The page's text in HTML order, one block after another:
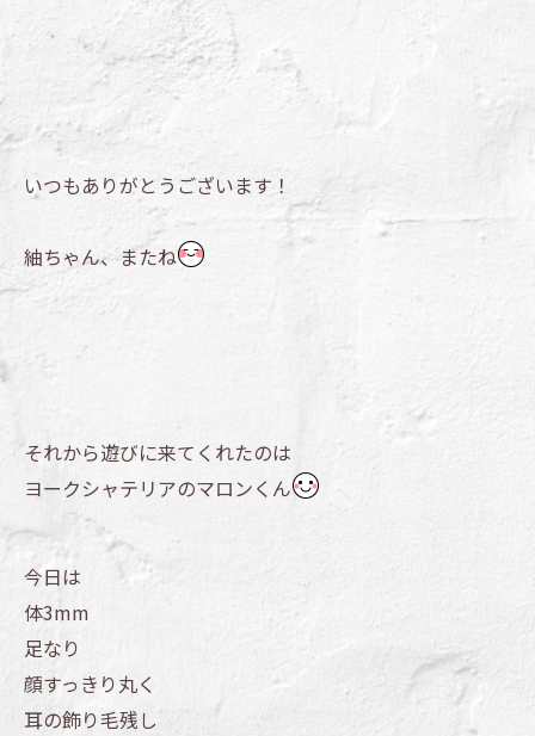
いつもありがとうございます！
紬ちゃん、またね
それから遊びに来てくれたのは
ヨークシャテリアのマロンくん
今日は
体3mm
足なり
顔すっきり丸く
耳の飾り毛残し